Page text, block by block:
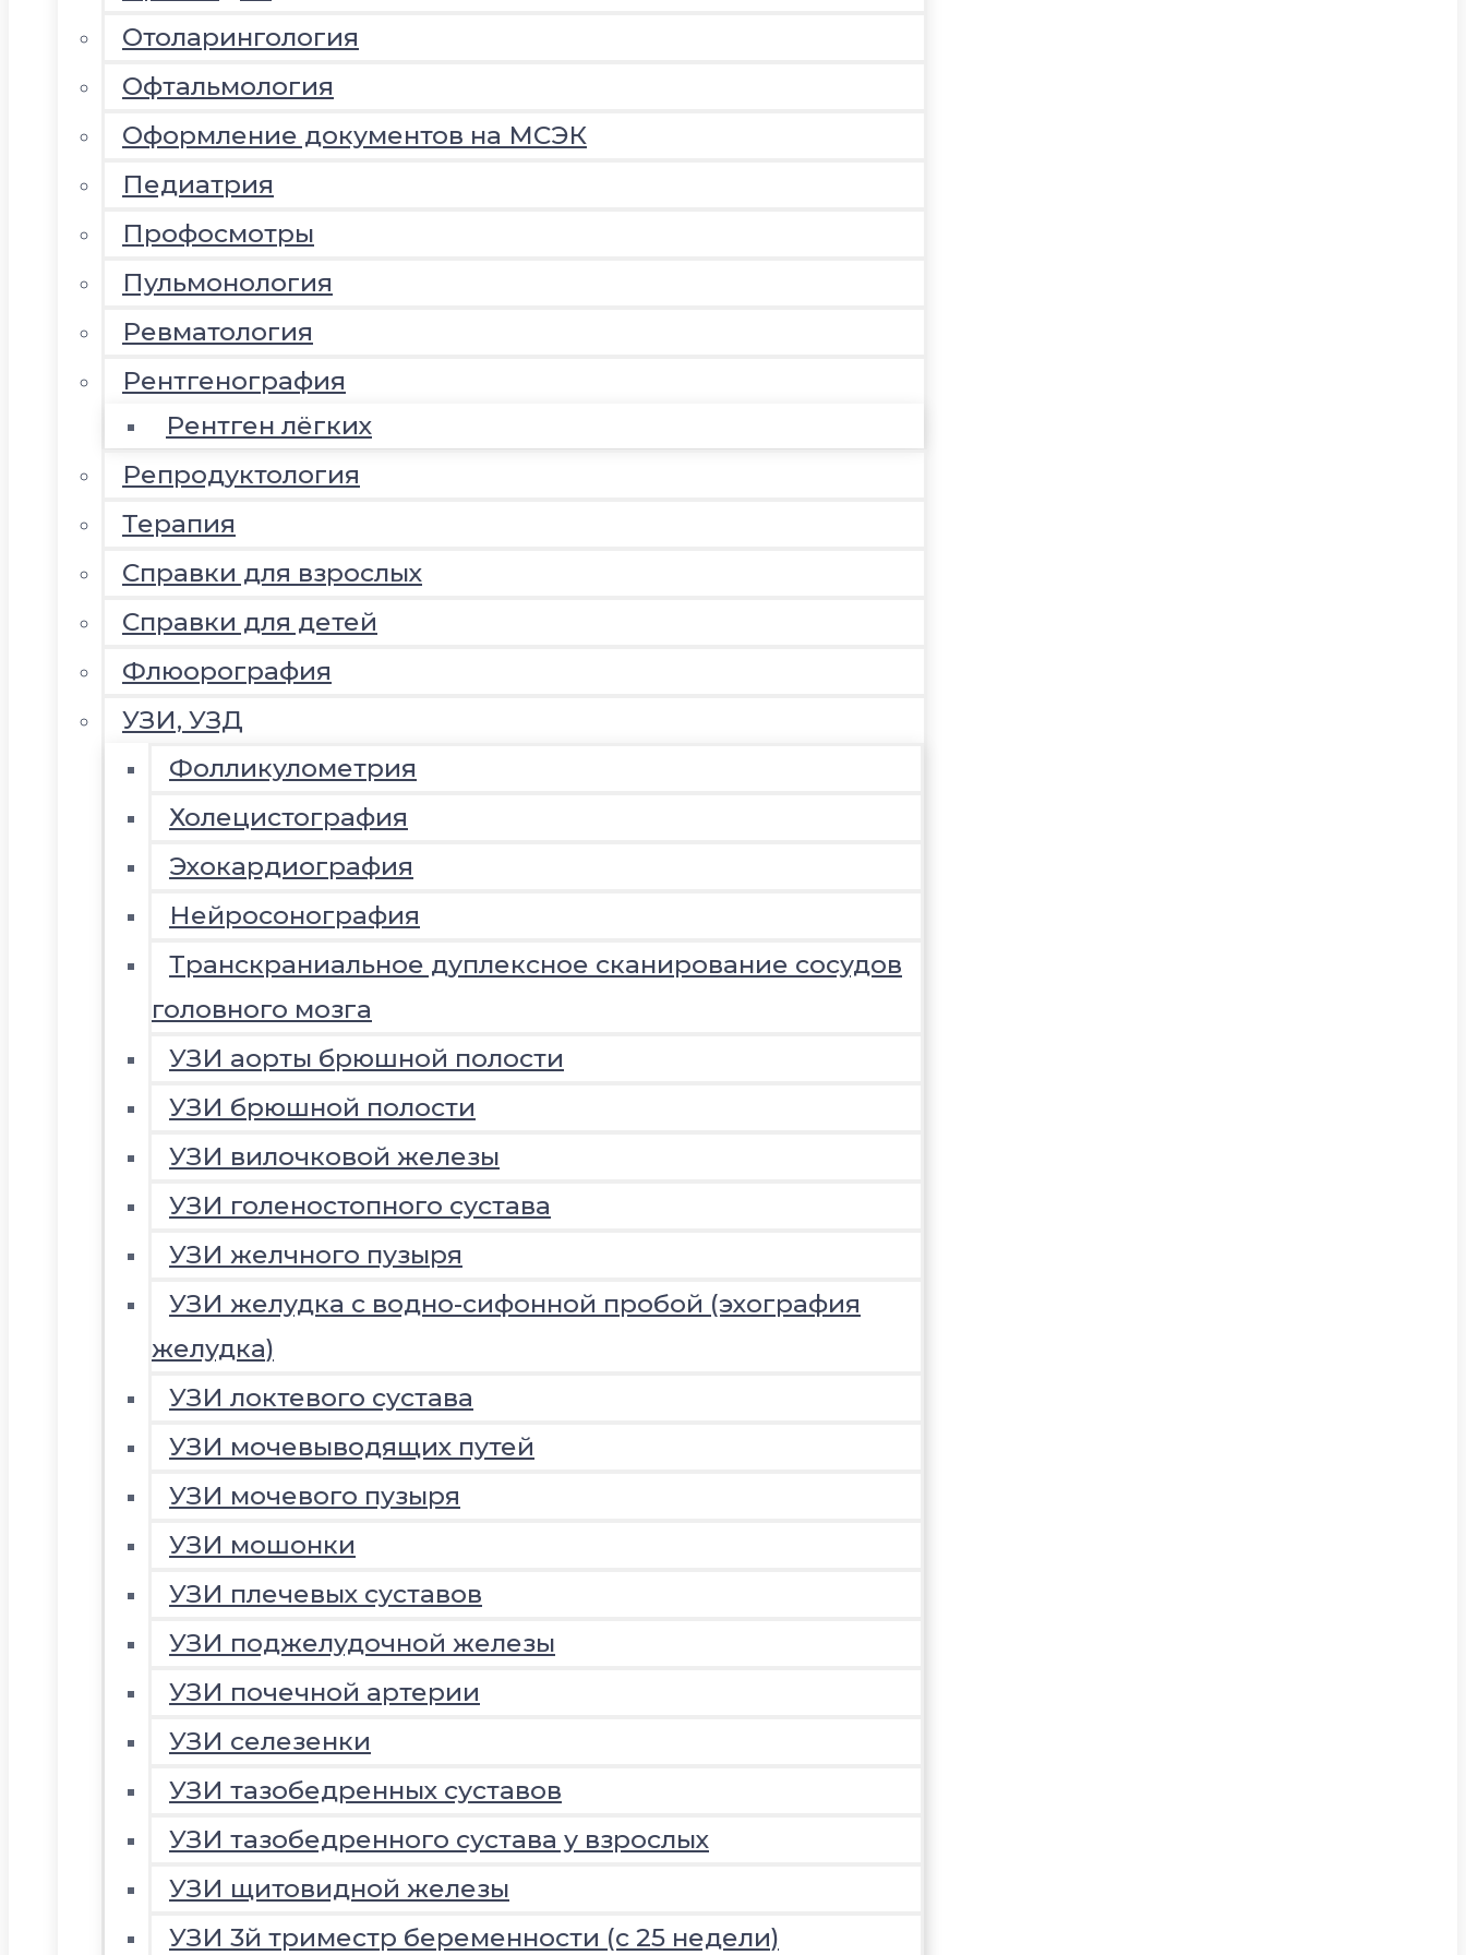
Отоларингология
Офтальмология
Оформление документов на МСЭК
Педиатрия
Профосмотры
Пульмонология
Ревматология
Рентгенография
Рентген лёгких
Репродуктология
Терапия
Справки для взрослых
Справки для детей
Флюорография
УЗИ, УЗД
Фолликулометрия
Холецистография
Эхокардиография
Нейросонография
Транскраниальное дуплексное сканирование сосудов
головного мозга
УЗИ аорты брюшной полости
УЗИ брюшной полости
УЗИ вилочковой железы
УЗИ голеностопного сустава
УЗИ желчного пузыря
УЗИ желудка с водно-сифонной пробой (эхография
желудка)
УЗИ локтевого сустава
УЗИ мочевыводящих путей
УЗИ мочевого пузыря
УЗИ мошонки
УЗИ плечевых суставов
УЗИ поджелудочной железы
УЗИ почечной артерии
УЗИ селезенки
УЗИ тазобедренных суставов
УЗИ тазобедренного сустава у взрослых
УЗИ щитовидной железы
УЗИ 3й триместр беременности (с 25 недели)